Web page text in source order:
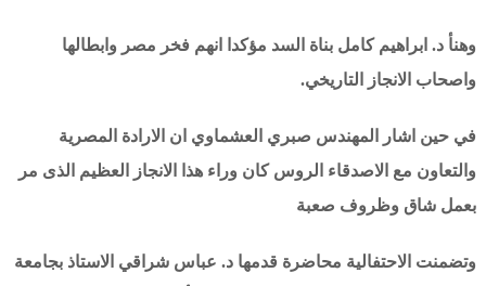
وهنأ د. ابراهيم كامل بناة السد مؤكدا انهم فخر مصر وابطالها
واصحاب الانجاز التاريخي.
في حين اشار المهندس صبري العشماوي ان الارادة المصرية
والتعاون مع الاصدقاء الروس كان وراء هذا الانجاز العظيم الذى مر
بعمل شاق وظروف صعبة
وتضمنت الاحتفالية محاضرة قدمها د. عباس شراقي الاستاذ بجامعة